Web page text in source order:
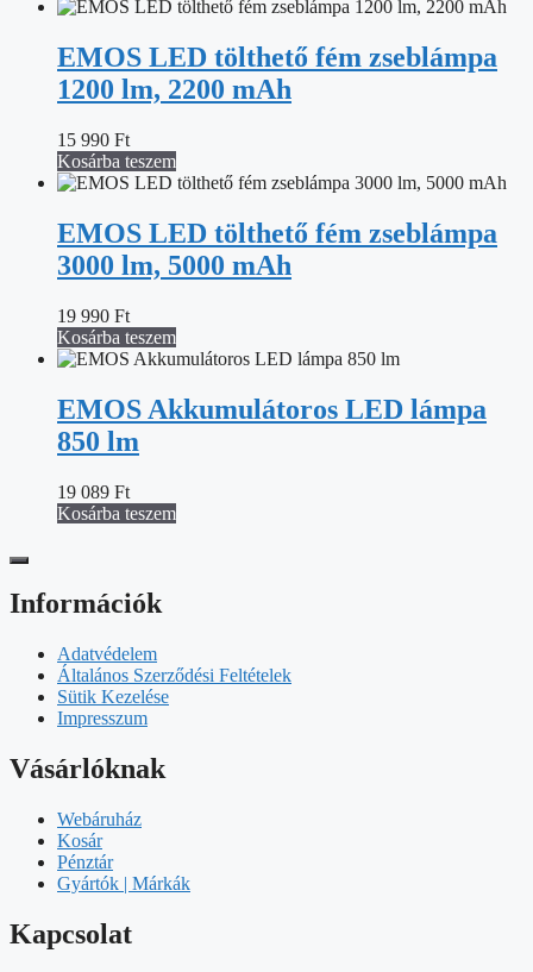
EMOS LED tölthető fém zseblámpa
1200 lm, 2200 mAh
15 990 Ft
Kosárba teszem
EMOS LED tölthető fém zseblámpa
3000 lm, 5000 mAh
19 990 Ft
Kosárba teszem
EMOS Akkumulátoros LED lámpa
850 lm
19 089 Ft
Kosárba teszem
Információk
Adatvédelem
Általános Szerződési Feltételek
Sütik Kezelése
Impresszum
Vásárlóknak
Webáruház
Kosár
Pénztár
Gyártók | Márkák
Kapcsolat